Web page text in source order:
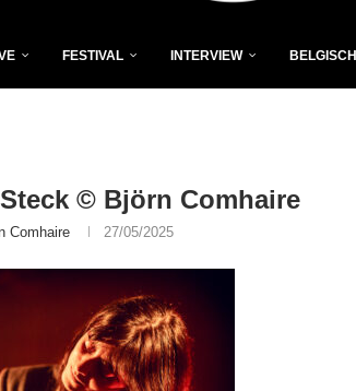
FESTIVAL INTERVIEW BELGISCH
© Björn Comhaire
Comhaire 27/05/2025